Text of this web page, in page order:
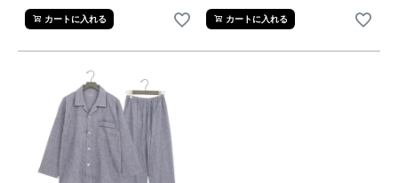
カートに入れる カートに入れる